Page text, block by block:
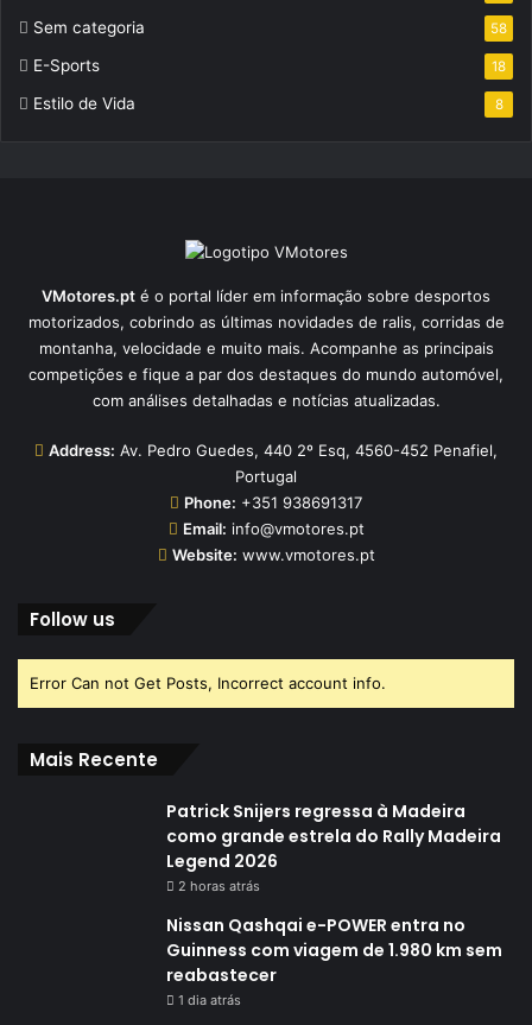
Sem categoria 58
E-Sports 18
Estilo de Vida 8
VMotores.pt é o portal líder em informação sobre desportos
motorizados, cobrindo as últimas novidades de ralis, corridas de
montanha, velocidade e muito mais. Acompanhe as principais
competições e fique a par dos destaques do mundo automóvel,
com análises detalhadas e notícias atualizadas.
Address: Av. Pedro Guedes, 440 2º Esq, 4560-452 Penafiel,
Portugal
Phone: +351 938691317
Email: info@vmotores.pt
Website: www.vmotores.pt
Follow us
Error Can not Get Posts, Incorrect account info.
Mais Recente
Patrick Snijers regressa à Madeira
como grande estrela do Rally Madeira
Legend 2026
2 horas atrás
Nissan Qashqai e-POWER entra no
Guinness com viagem de 1.980 km sem
reabastecer
1 dia atrás